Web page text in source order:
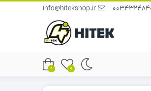
0
0